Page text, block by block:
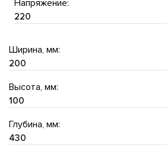
Напряжение:
220
Ширина, мм:
200
Высота, мм:
100
Глубина, мм:
430